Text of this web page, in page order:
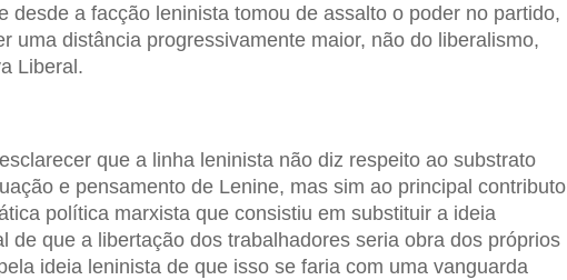
desde a facção leninista tomou de assalto o poder no partido,
uma distância progressivamente maior, não do liberalismo,
Liberal.
que a linha leninista não diz respeito ao substrato
e pensamento de Lenine, mas sim ao principal contributo
política marxista que consistiu em substituir a ideia
de que a libertação dos trabalhadores seria obra dos próprios
ideia leninista de que isso se faria com uma vanguarda